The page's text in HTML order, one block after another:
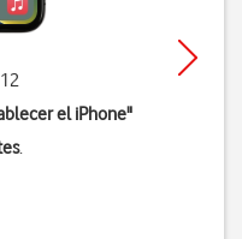
el iPhone"
.